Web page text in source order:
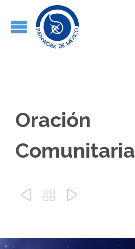
Oración
Comunitaria
  